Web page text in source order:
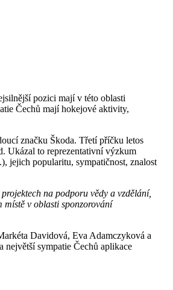
pozici mají v této oblasti
Čechů mají hokejové aktivity,
značku Škoda. Třetí příčku letos
Ukázal to reprezentativní výzkum
jejich popularitu, sympatičnost, znalost
na podporu vědy a vzdělání,
místě v oblasti sponzorování
Davidová, Eva Adamczyková a
sympatie Čechů aplikace